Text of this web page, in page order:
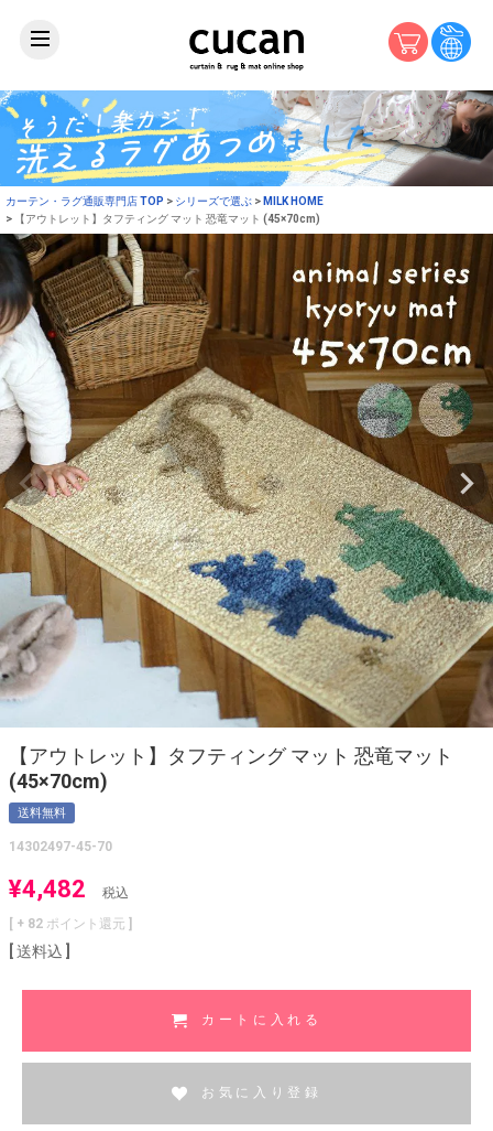
カーテン・ラグ通販専門店 TOP シリーズで選ぶ
MILK HOME
【アウトレット】タフティング マット 恐竜マット (45×70cm)
【アウトレット】タフティング マット 恐竜マット
(45×70cm)
送料無料
14302497-45-70
¥4,482
税込
[ + 82 ポイント還元 ]
送料込
カートに入れる
お気に入り登録